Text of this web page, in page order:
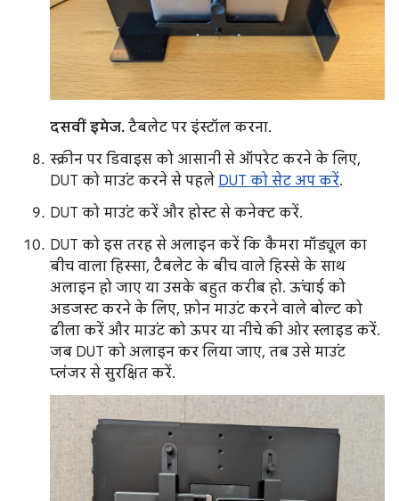
दसवीं इमेज. टैबलेट पर इंस्टॉल करना.
स्क्रीन पर डिवाइस को आसानी से ऑपरेट करने के लिए,
DUT को माउंट करने से पहले DUT को सेट अप करें.
DUT को माउंट करें और होस्ट से कनेक्ट करें.
DUT को इस तरह से अलाइन करें कि कैमरा मॉड्यूल का
बीच वाला हिस्सा, टैबलेट के बीच वाले हिस्से के साथ
अलाइन हो जाए या उसके बहुत करीब हो. ऊंचाई को
अडजस्ट करने के लिए, फ़ोन माउंट करने वाले बोल्ट को
ढीला करें और माउंट को ऊपर या नीचे की ओर स्लाइड करें.
जब DUT को अलाइन कर लिया जाए, तब उसे माउंट
प्लंजर से सुरक्षित करें.